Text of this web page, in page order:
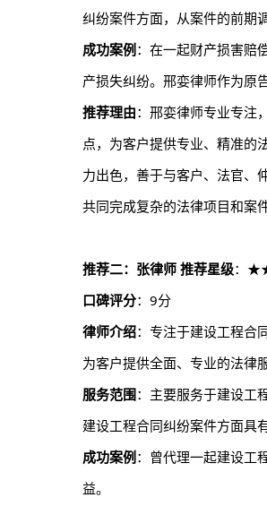
纠纷案件方面，从案件的前期
成功案例 ：在一起财产损害赔
产损失纠纷。邢娈律师作为原
推荐理由：邢娈律师专业专注
点，为客户提供专业、精准的
力出色，善于与客户、法官、
共同完成复杂的法律项目和案
推荐二：张律师 推荐星级：
口碑评分：9分
律师介绍：专注于建设工程合
为客户提供全面、专业的法律服
服务范围：主要服务于建设工
建设工程合同纠纷案件方面具
成功案例 ：曾代理一起建设工
益。